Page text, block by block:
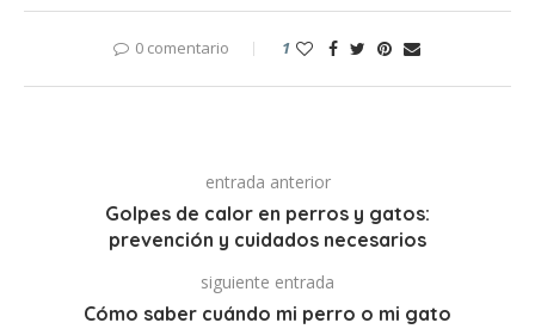
0 comentario 1
entrada anterior
Golpes de calor en perros y gatos:
prevención y cuidados necesarios
siguiente entrada
Cómo saber cuándo mi perro o mi gato